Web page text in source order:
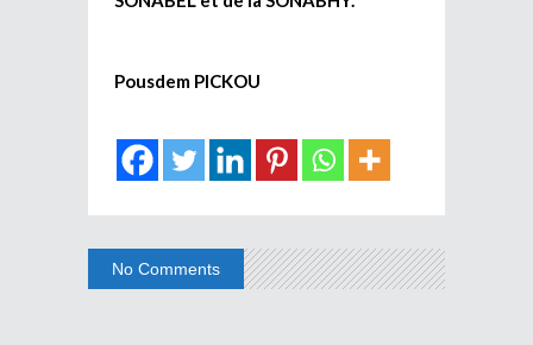
Pousdem PICKOU
No Comments